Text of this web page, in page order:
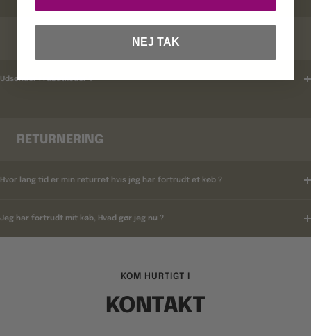
Udsender i rabatkoder ?
RETURNERING
Hvor lang tid er min returret hvis jeg har fortrudt et køb ?
Jeg har fortrudt mit køb, Hvad gør jeg nu ?
KOM HURTIGT I
KONTAKT
NEJ TAK